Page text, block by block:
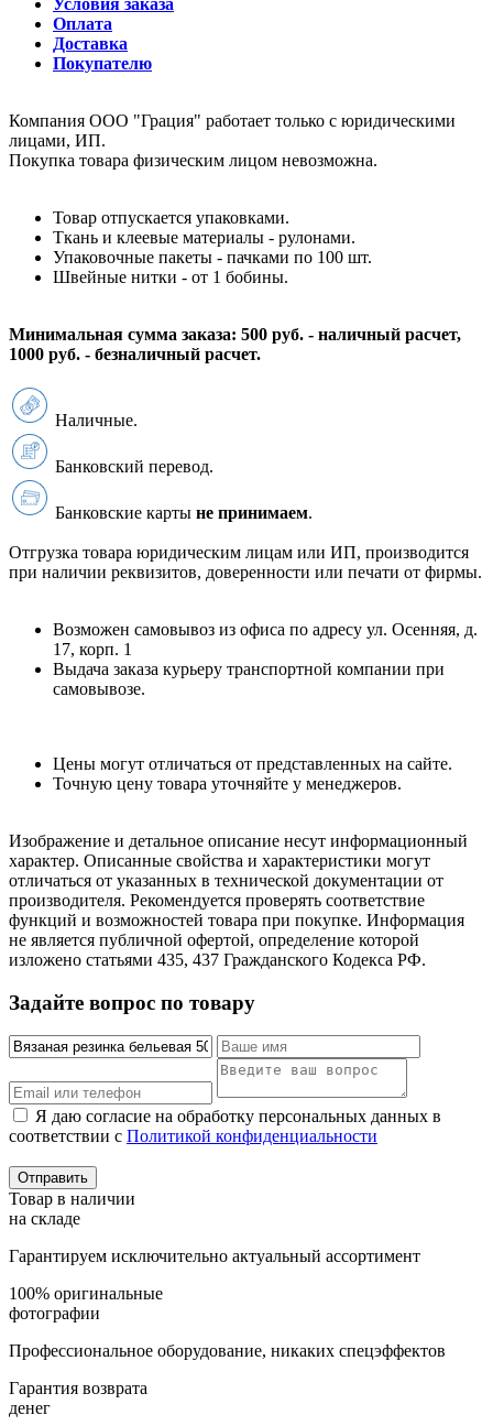
Оплата
Доставка
Покупателю
Компания ООО "Грация" работает только с юридическими
лицами, ИП.
Покупка товара физическим лицом невозможна.
Товар отпускается упаковками.
Ткань и клеевые материалы - рулонами.
Упаковочные пакеты - пачками по 100 шт.
Швейные нитки - от 1 бобины.
Минимальная сумма заказа: 500 руб. - наличный расчет,
1000 руб. - безналичный расчет.
Наличные.
Банковский перевод.
Банковские карты не принимаем.
Отгрузка товара юридическим лицам или ИП, производится
при наличии реквизитов, доверенности или печати от фирмы.
Возможен самовывоз из офиса по адресу ул. Осенняя, д.
17, корп. 1
Выдача заказа курьеру транспортной компании при
самовывозе.
Цены могут отличаться от представленных на сайте.
Точную цену товара уточняйте у менеджеров.
Изображение и детальное описание несут информационный
характер. Описанные свойства и характеристики могут
отличаться от указанных в технической документации от
производителя. Рекомендуется проверять соответствие
функций и возможностей товара при покупке. Информация
не является публичной офертой, определение которой
изложено статьями 435, 437 Гражданского Кодекса РФ.
Задайте вопрос по товару
Я даю согласие на обработку персональных данных в
соответствии с Политикой конфиденциальности
Товар в наличии
на складе
Гарантируем исключительно актуальный ассортимент
100% оригинальные
фотографии
Профессиональное оборудование, никаких спецэффектов
Гарантия возврата
денег